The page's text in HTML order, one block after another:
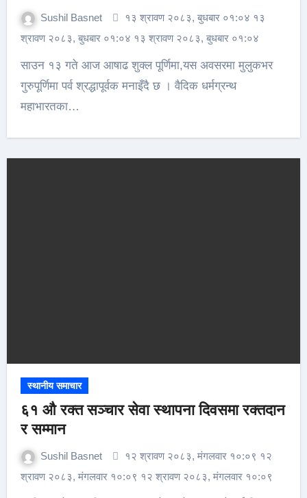
Sushil Basnet
१३ श्रावण २०८३, बुधबार ०१:०४ १३
श्रावण २०८३, बुधबार ०१:०४ १३ श्रावण २०८३, बुधबार ०१:०४
साउन १३ गते आज आषाढ शुक्ल पूर्णिमा,यस अवसरमा मुलुकभर
गुरुपूर्णिमा पर्व श्रद्धापूर्वक मनाइँदै छ । वैदिक धर्मग्रन्थ
महाभारतका…
स्थानीय समाचार
६१ औ रक्त सञ्चार सेवा स्थापना दिवसमा रक्तदान
र सम्मान
Sushil Basnet
१२ श्रावण २०८३, मंगलवार १०:०९ १२
श्रावण २०८३, मंगलवार १०:०९ १२ श्रावण २०८३, मंगलवार १०:०९